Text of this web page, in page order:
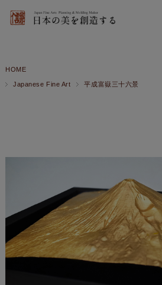
HOME
Japanese Fine Art 平成富嶽三十六景